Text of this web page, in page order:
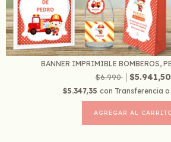
BANNER IMPRIMIBLE BOMBEROS,
$6.990
$5.941,50
$5.347,35 con Transferencia